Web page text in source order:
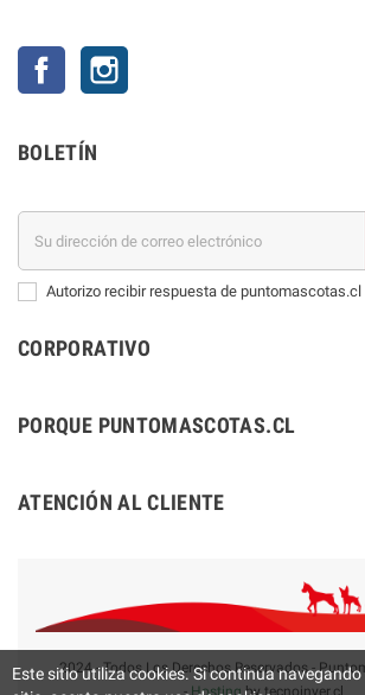
Facebook
BOLETÍN
Autorizo recibir respuesta de puntomascotas.cl
CORPORATIVO
PORQUE PUNTOMASCOTAS.CL
ATENCIÓN AL CLIENTE
2024 - Todos Los Derechos Reservados -
-Hosting by tecnoinver.cl
Este sitio utiliza cookies. Si continúa navegando